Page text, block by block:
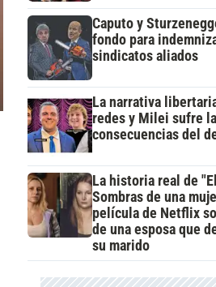
Caputo y
fondo para
sindicatos aliados
La narrativa
redes y Milei sufre
consecuencias del
La historia real de
Sombras de una
película de Netflix
de una esposa que
su marido